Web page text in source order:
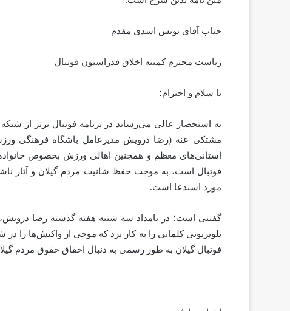
جناب آقای یونس اسدی مقدم
ریاست محترم کمیته اخلاق فدراسیون فوتبال
با سلام و احترام؛
مشتکی عنه (رضا درویش مدیرعامل باشگاه فرهنگی
استانی‌های معظم و همچنین اهالی ورزش بخصوص
فوتبال است، به موجب حفظ شانیت مردم گیلان و آثار
مورد استدعا است.
گفتنی است؛ در بامداد سه شنبه هفته گذشته رضا
تلویزیونی کلماتی را به کار برد که موجی از واکنش‌ها را
فوتبال گیلان به طور رسمی به دنبال احقاق حقوق مردم